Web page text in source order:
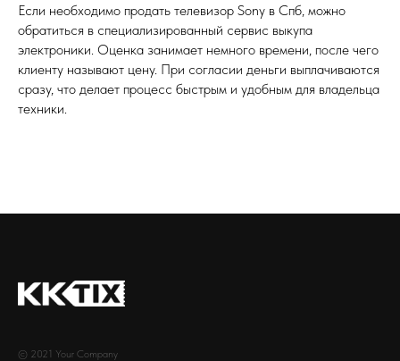
Если необходимо продать телевизор Sony в Спб, можно
обратиться в специализированный сервис выкупа
электроники. Оценка занимает немного времени, после чего
клиенту называют цену. При согласии деньги выплачиваются
сразу, что делает процесс быстрым и удобным для владельца
техники.
© 2021 Your Company